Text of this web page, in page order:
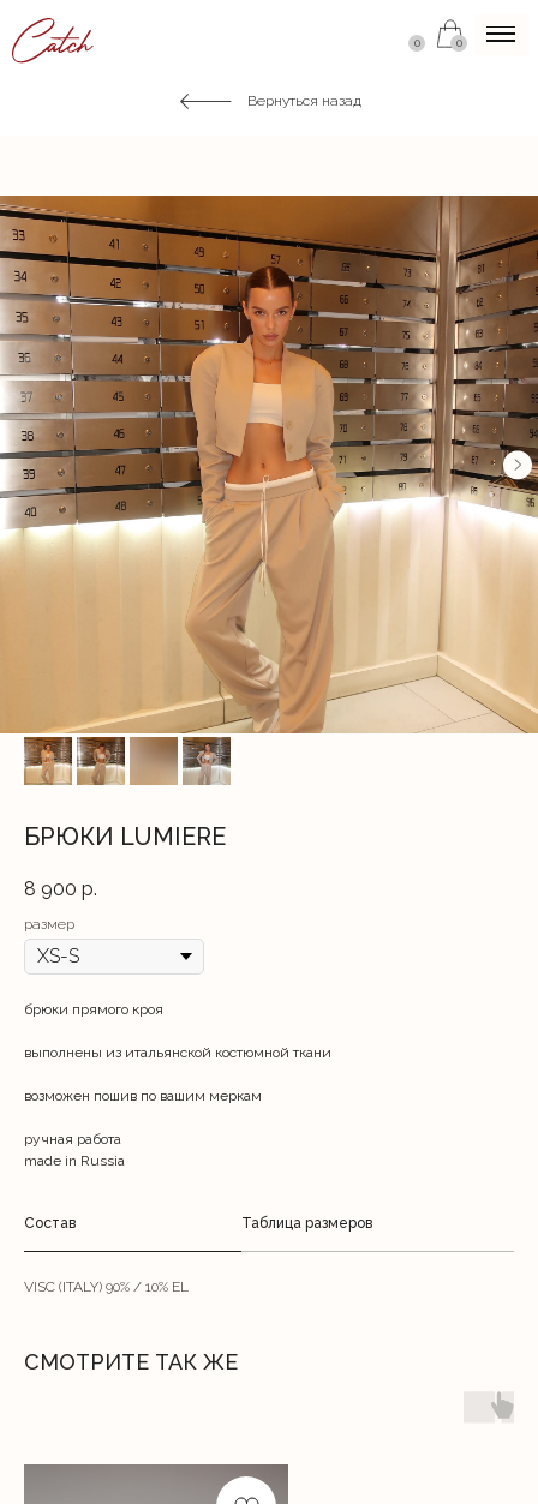
0 0
Вернуться назад
БРЮКИ LUMIERE
8 900 р.
размер
брюки прямого кроя
выполнены из итальянской костюмной ткани
возможен пошив по вашим меркам
ручная работа
made in Russia
Состав Таблица размеров
VISC (ITALY) 90% / 10% EL
СМОТРИТЕ ТАК ЖЕ